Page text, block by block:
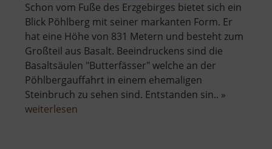
Schon vom Fuße des Erzgebirges bietet sich ein
Blick Pöhlberg mit seiner markanten Form. Er
hat eine Höhe von 831 Metern und besteht zum
Großteil aus Basalt. Beeindruckens sind die
Basaltsäulen "Butterfässer" welche an der
Pöhlbergauffahrt in einem ehemaligen
Steinbruch zu sehen sind. Entstanden sin.. »
weiterlesen